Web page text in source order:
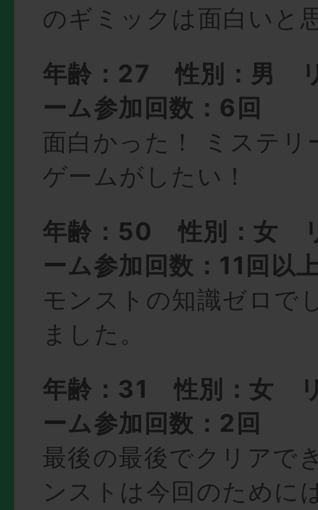
のギミックは面白いと
年齢：27 性別：男
ーム参加回数：6回
面白かった！ ミステリ
ゲームがしたい！
年齢：50 性別：女
ーム参加回数：11回以
モンストの知識ゼロで
ました。
年齢：31 性別：女
ーム参加回数：2回
最後の最後でクリアで
ンストは今回のために